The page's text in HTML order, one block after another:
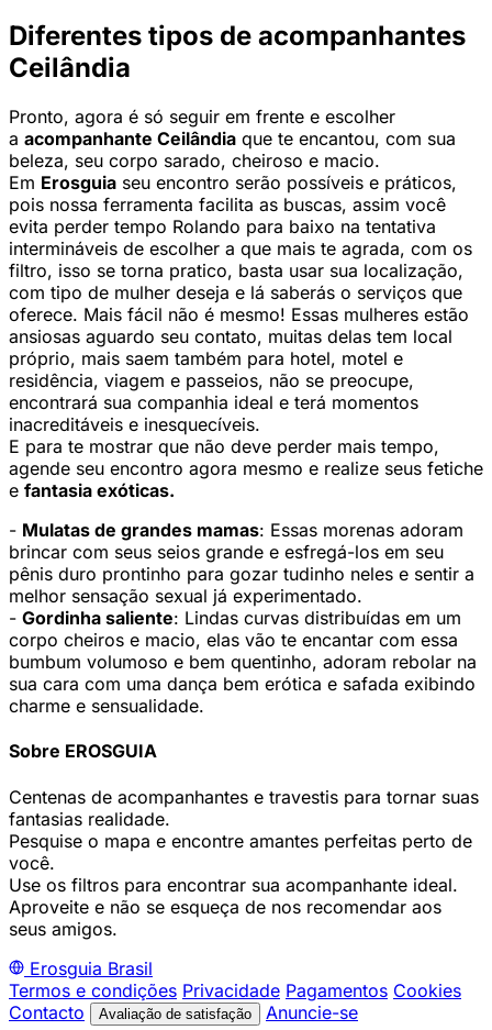
Diferentes tipos de acompanhantes
Ceilândia
Pronto, agora é só seguir em frente e escolher
a acompanhante Ceilândia que te encantou, com sua
beleza, seu corpo sarado, cheiroso e macio.
Em Erosguia seu encontro serão possíveis e práticos,
pois nossa ferramenta facilita as buscas, assim você
evita perder tempo Rolando para baixo na tentativa
intermináveis de escolher a que mais te agrada, com os
filtro, isso se torna pratico, basta usar sua localização,
com tipo de mulher deseja e lá saberás o serviços que
oferece. Mais fácil não é mesmo! Essas mulheres estão
ansiosas aguardo seu contato, muitas delas tem local
próprio, mais saem também para hotel, motel e
residência, viagem e passeios, não se preocupe,
encontrará sua companhia ideal e terá momentos
inacreditáveis e inesquecíveis.
E para te mostrar que não deve perder mais tempo,
agende seu encontro agora mesmo e realize seus fetiche
e fantasia exóticas.
- Mulatas de grandes mamas: Essas morenas adoram
brincar com seus seios grande e esfregá-los em seu
pênis duro prontinho para gozar tudinho neles e sentir a
melhor sensação sexual já experimentado.
- Gordinha saliente: Lindas curvas distribuídas em um
corpo cheiros e macio, elas vão te encantar com essa
bumbum volumoso e bem quentinho, adoram rebolar na
sua cara com uma dança bem erótica e safada exibindo
charme e sensualidade.
Sobre EROSGUIA
Centenas de acompanhantes e travestis para tornar suas
fantasias realidade.
Pesquise o mapa e encontre amantes perfeitas perto de
você.
Use os filtros para encontrar sua acompanhante ideal.
Aproveite e não se esqueça de nos recomendar aos
seus amigos.
Erosguia Brasil
Termos e condições Privacidade Pagamentos Cookies
Contacto
Avaliação de satisfação Anuncie-se